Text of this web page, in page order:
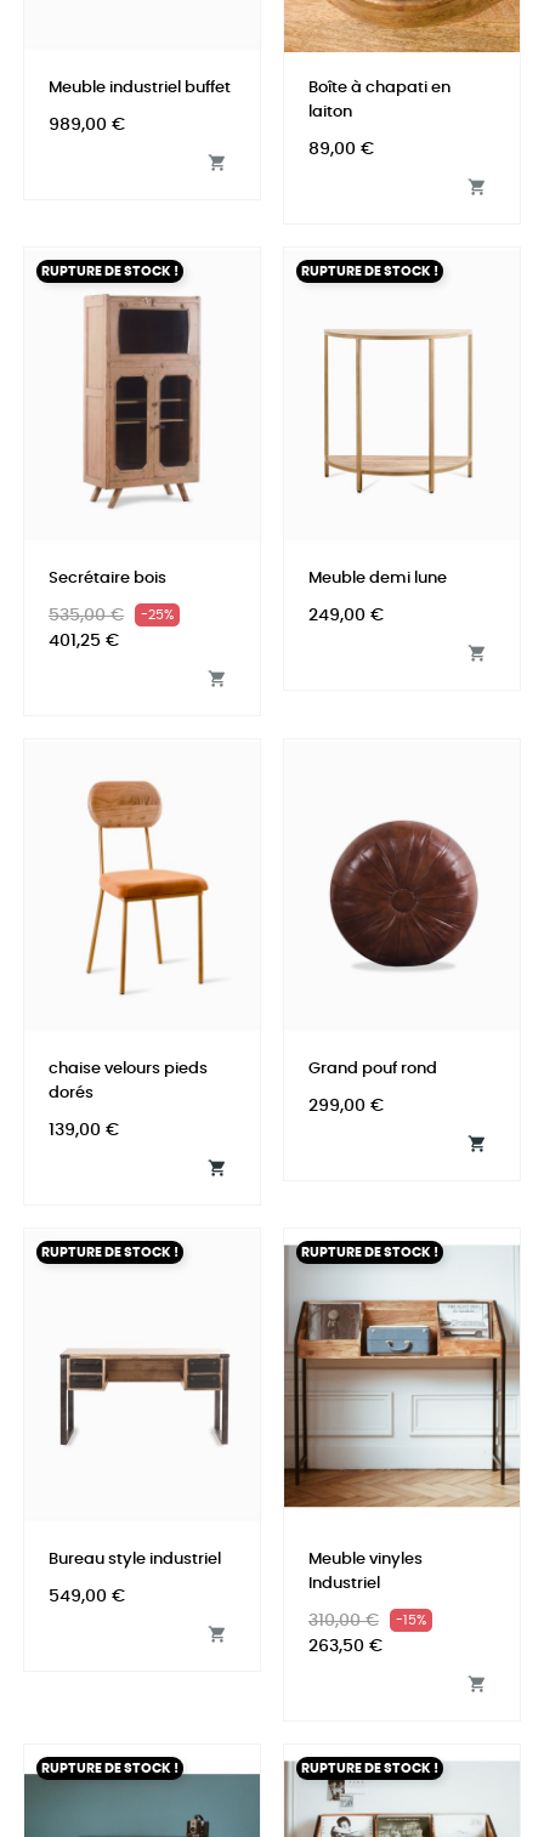
Meuble industriel buffet
Prix
989,00 €

Boîte à chapati en
laiton
Prix
89,00 €

RUPTURE DE STOCK !
Secrétaire bois
Prix
habituel
535,00 € -25%
401,25 €

RUPTURE DE STOCK !
Meuble demi lune
Prix
249,00 €

chaise velours pieds
dorés
Prix
139,00 €

Grand pouf rond
Prix
299,00 €

RUPTURE DE STOCK !
Bureau style industriel
Prix
549,00 €

RUPTURE DE STOCK !
Meuble vinyles
Industriel
Prix
habituel
310,00 € -15%
263,50 €

RUPTURE DE STOCK ! RUPTURE DE STOCK !